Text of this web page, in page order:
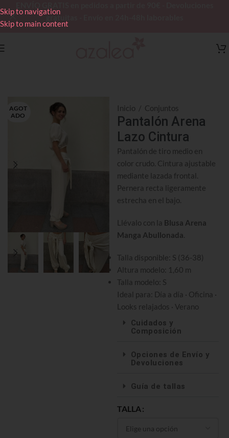
Skip to navigation
Skip to main content
gratuitas - Envío en 24h-48h laborables
AGOT
ADO
Inicio / Conjuntos
Pantalón Arena
Lazo Cintura
Pantalón de tiro medio en
color crudo. Cintura ajustable
mediante lazada frontal.
Pernera recta ligeramente
estrecha en el bajo.
Llévalo con la Blusa Arena
Manga Abullonada.
Talla disponible: S (36-38)
Altura modelo: 1,60 m
Talla modelo: S
Ideal para: Día a día · Oficina ·
Looks relajados · Verano
Cuidados y
Composición
Opciones de Envío y
Devoluciones
Guía de tallas
TALLA